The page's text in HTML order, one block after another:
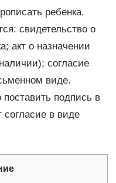
ребенка.
свидетельство о
акт о назначении
согласие
виде.
подпись в
в виде